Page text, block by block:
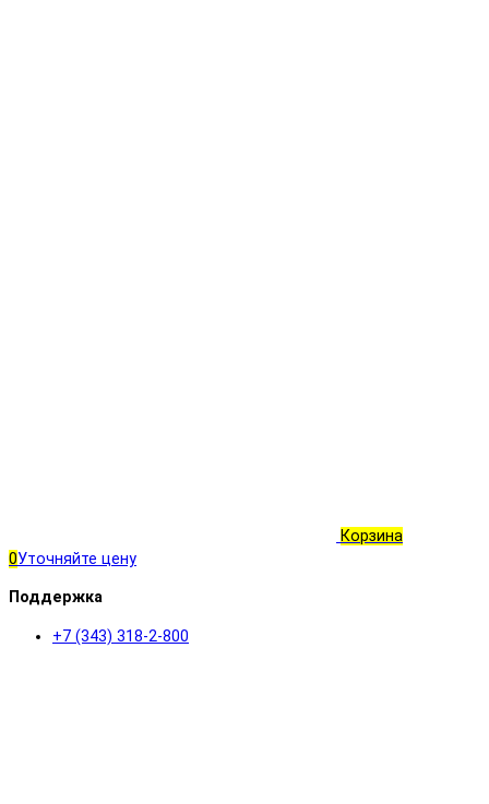
Корзина
0Уточняйте цену
Поддержка
+7 (343) 318-2-800